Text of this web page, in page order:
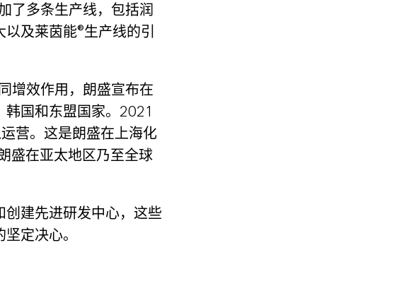
了多条生产线，包括润
及莱茵能®生产线的引
增效作用，朗盛宣布在
国和东盟国家。2021
营。这是朗盛在上海化
盛在亚太地区乃至全球
创建先进研发中心，这些
定决心。